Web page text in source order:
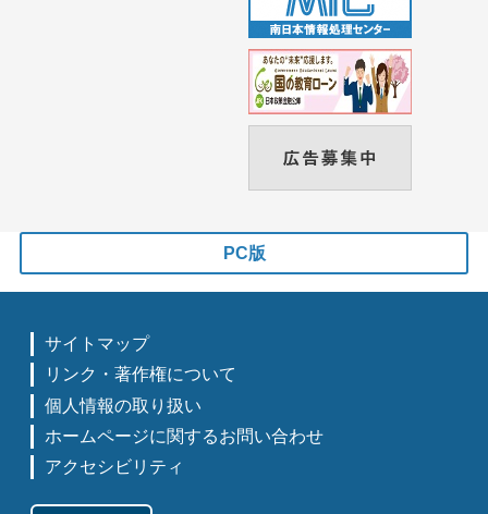
PC版
サイトマップ
リンク・著作権について
個人情報の取り扱い
ホームページに関するお問い合わせ
アクセシビリティ